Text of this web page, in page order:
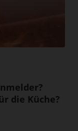
die Küche?